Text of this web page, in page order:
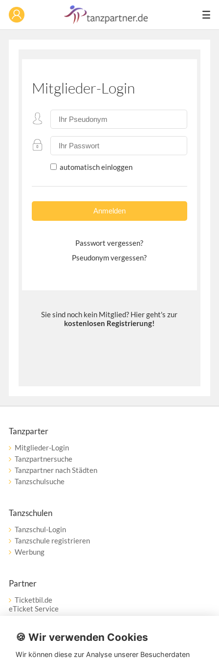
Mitglieder-Login
automatisch einloggen
Passwort vergessen?
Pseudonym vergessen?
Sie sind noch kein Mitglied? Hier geht's zur
kostenlosen Registrierung!
Tanzparter
Mitglieder-Login
Tanzpartnersuche
Tanzpartner nach Städten
Tanzschulsuche
Tanzschulen
Tanzschul-Login
Tanzschule registrieren
Werbung
Partner
Ticketbil.de
eTicket Service
Vertrag widerrufen
🍪 Wir verwenden Cookies
Wir können diese zur Analyse unserer Besucherdaten